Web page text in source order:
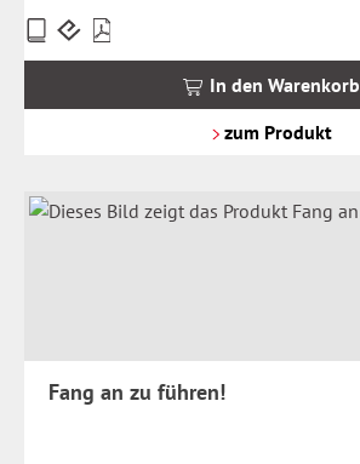
Preise
inkl.
In den Warenkorb
zum Produkt
Fang an zu führen!